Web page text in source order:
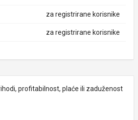
za registrirane korisnike
za registrirane korisnike
profitabilnost, plaće ili zaduženost